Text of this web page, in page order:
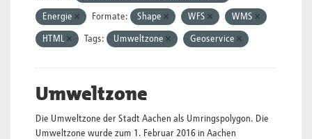
Energie Formate: Shape WFS WMS
HTML Tags: Umweltzone Geoservice
Umweltzone
Die Umweltzone der Stadt Aachen als Umringspolygon. Die
Umweltzone wurde zum 1. Februar 2016 in Aachen